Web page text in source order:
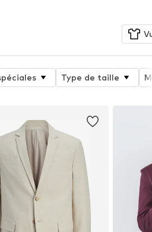
Type de taille